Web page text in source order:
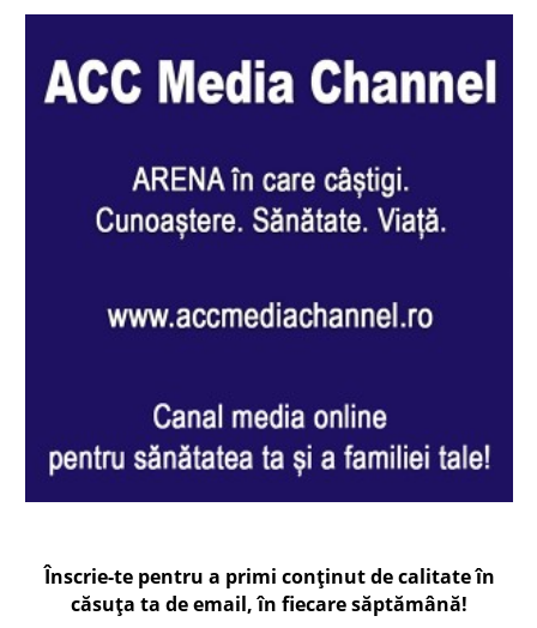
Înscrie-te pentru a primi conținut de calitate în
căsuța ta de email, în fiecaresăptămână!